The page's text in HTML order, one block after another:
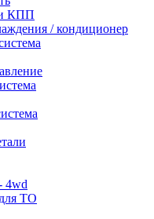
КПП
/ кондиционер
4wd
ТО